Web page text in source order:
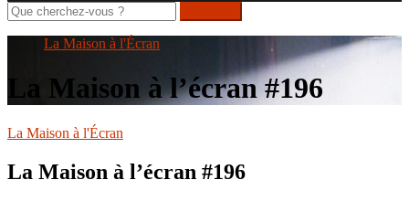
Rechercher
sur
La Maison à l'Écran
La Maison à l’écran #196
La Maison à l'Écran
La Maison à l’écran #196